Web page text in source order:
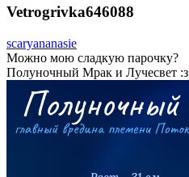
Vetrogrivka646088
scaryananasie
Можно мою сладкую парочку?
Полуночный Мрак и Лучесвет :з